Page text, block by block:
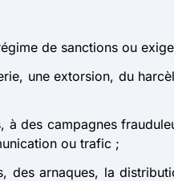
de sanctions ou
une extorsion, du
des campagnes
ou trafic ;
arnaques, la